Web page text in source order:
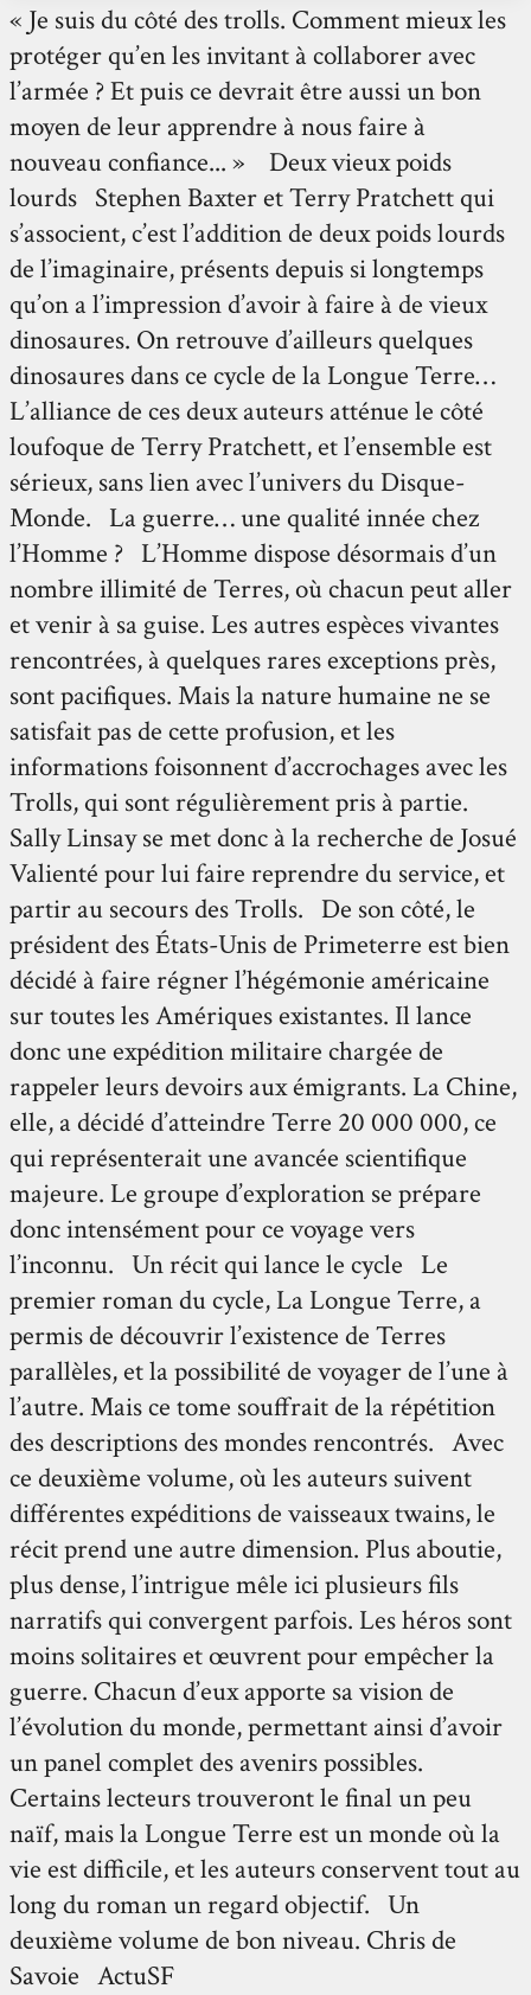
« Je suis du côté des trolls. Comment mieux les
protéger qu’en les invitant à collaborer avec
l’armée ? Et puis ce devrait être aussi un bon
moyen de leur apprendre à nous faire à
nouveau confiance... » Deux vieux poids
lourds Stephen Baxter et Terry Pratchett qui
s’associent, c’est l’addition de deux poids lourds
de l’imaginaire, présents depuis si longtemps
qu’on a l’impression d’avoir à faire à de vieux
dinosaures. On retrouve d’ailleurs quelques
dinosaures dans ce cycle de la Longue Terre…
L’alliance de ces deux auteurs atténue le côté
loufoque de Terry Pratchett, et l’ensemble est
sérieux, sans lien avec l’univers du Disque-
Monde. La guerre… une qualité innée chez
l’Homme ? L’Homme dispose désormais d’un
nombre illimité de Terres, où chacun peut aller
et venir à sa guise. Les autres espèces vivantes
rencontrées, à quelques rares exceptions près,
sont pacifiques. Mais la nature humaine ne se
satisfait pas de cette profusion, et les
informations foisonnent d’accrochages avec les
Trolls, qui sont régulièrement pris à partie.
Sally Linsay se met donc à la recherche de Josué
Valienté pour lui faire reprendre du service, et
partir au secours des Trolls. De son côté, le
président des États-Unis de Primeterre est bien
décidé à faire régner l’hégémonie américaine
sur toutes les Amériques existantes. Il lance
donc une expédition militaire chargée de
rappeler leurs devoirs aux émigrants. La Chine,
elle, a décidé d’atteindre Terre 20 000 000, ce
qui représenterait une avancée scientifique
majeure. Le groupe d’exploration se prépare
donc intensément pour ce voyage vers
l’inconnu. Un récit qui lance le cycle Le
premier roman du cycle, La Longue Terre, a
permis de découvrir l’existence de Terres
parallèles, et la possibilité de voyager de l’une à
l’autre. Mais ce tome souffrait de la répétition
des descriptions des mondes rencontrés. Avec
ce deuxième volume, où les auteurs suivent
différentes expéditions de vaisseaux twains, le
récit prend une autre dimension. Plus aboutie,
plus dense, l’intrigue mêle ici plusieurs fils
narratifs qui convergent parfois. Les héros sont
moins solitaires et œuvrent pour empêcher la
guerre. Chacun d’eux apporte sa vision de
l’évolution du monde, permettant ainsi d’avoir
un panel complet des avenirs possibles.
Certains lecteurs trouveront le final un peu
naïf, mais la Longue Terre est un monde où la
vie est difficile, et les auteurs conservent tout au
long du roman un regard objectif. Un
deuxième volume de bon niveau. Chris de
Savoie ActuSF